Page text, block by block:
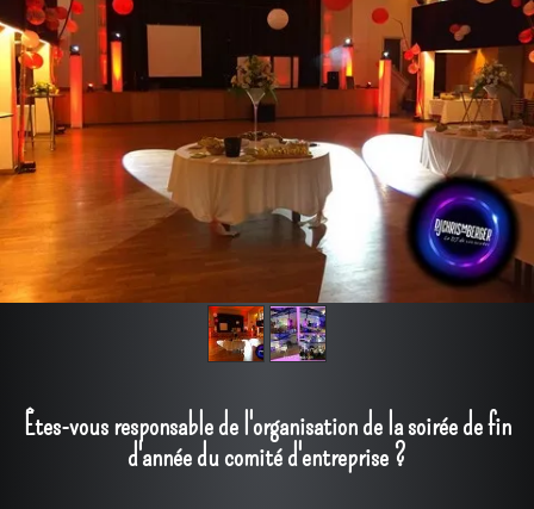
Êtes-vous responsable de l'organisation de la soirée de fin
d'année du comité d'entreprise ?